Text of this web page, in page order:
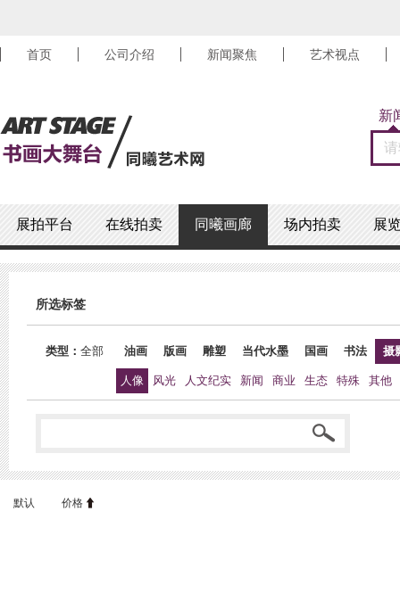
首页 公司介绍 新闻聚焦 艺术视点
新
展拍平台 在线拍卖 同曦画廊 场内拍卖 展
所选标签
类型： 全部 油画 版画 雕塑 当代水墨 国画 书法 摄
人像 风光 人文纪实 新闻 商业 生态 特殊 其他
默认 价格